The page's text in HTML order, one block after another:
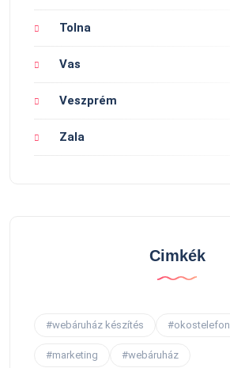
Tolna
Vas
Veszprém
Zala
Cimkék
#webáruház készítés #okostelefon
#marketing #webáruház